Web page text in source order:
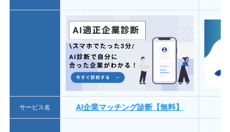
サービス名 AI企業マッチング診断【無料】